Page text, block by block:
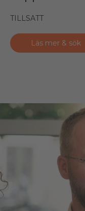
TILLSATT
Läs mer & sök